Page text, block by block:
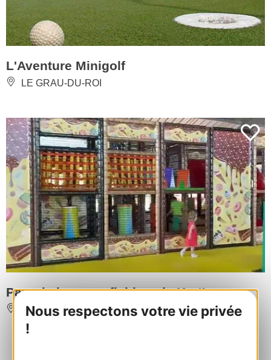
Nous respectons votre vie privée
!
L'Aventure Minigolf
LE GRAU-DU-ROI
Parc de jeux gonflables - le Kart'are
AIGUES-VIVES